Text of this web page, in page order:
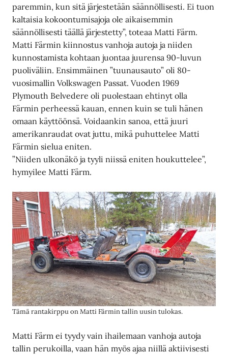
paremmin, kun sitä järjestetään säännöllisesti. Ei tuon
kaltaisia kokoontumisajoja ole aikaisemmin
säännöllisesti täällä järjestetty”, toteaa Matti Färm.
Matti Färmin kiinnostus vanhoja autoja ja niiden
kunnostamista kohtaan juontaa juurensa 90-luvun
puoliväliin. Ensimmäinen ”tuunausauto” oli 80-
vuosimallin Volkswagen Passat. Vuoden 1969
Plymouth Belvedere oli puolestaan ehtinyt olla
Färmin perheessä kauan, ennen kuin se tuli hänen
omaan käyttöönsä. Voidaankin sanoa, että juuri
amerikanraudat ovat juttu, mikä puhuttelee Matti
Färmin sielua eniten.
”Niiden ulkonäkö ja tyyli niissä eniten houkuttelee”,
hymyilee Matti Färm.
Tämä rantakirppu on Matti Färmin tallin uusin tulokas.
Matti Färm ei tyydy vain ihailemaan vanhoja autoja
tallin perukoilla, vaan hän myös ajaa niillä aktiivisesti